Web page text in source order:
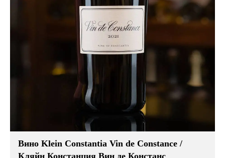
Вино Klein Constantia Vin de Constance /
Кляйн Констанция Вин де Констанс